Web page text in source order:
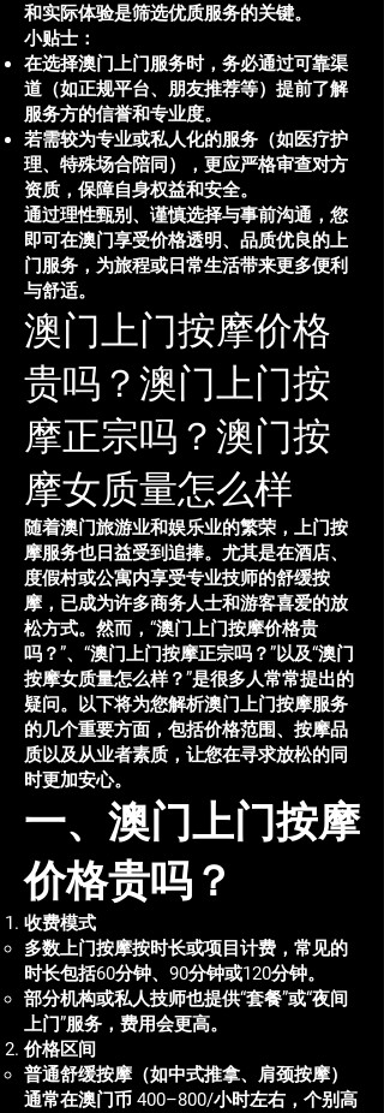
和实际体验是筛选优质服务的关键。
小贴士：
在选择澳门上门服务时，务必通过可靠渠
道（如正规平台、朋友推荐等）提前了解
服务方的信誉和专业度。
若需较为专业或私人化的服务（如医疗护
理、特殊场合陪同），更应严格审查对方
资质，保障自身权益和安全。
通过理性甄别、谨慎选择与事前沟通，您
即可在澳门享受价格透明、品质优良的上
门服务，为旅程或日常生活带来更多便利
与舒适。
澳门上门按摩价格
贵吗？澳门上门按
摩正宗吗？澳门按
摩女质量怎么样
随着澳门旅游业和娱乐业的繁荣，上门按
摩服务也日益受到追捧。尤其是在酒店、
度假村或公寓内享受专业技师的舒缓按
摩，已成为许多商务人士和游客喜爱的放
松方式。然而，“澳门上门按摩价格贵
吗？”、“澳门上门按摩正宗吗？”以及“澳门
按摩女质量怎么样？”是很多人常常提出的
疑问。以下将为您解析澳门上门按摩服务
的几个重要方面，包括价格范围、按摩品
质以及从业者素质，让您在寻求放松的同
时更加安心。
一、澳门上门按摩
价格贵吗？
收费模式
多数上门按摩按时长或项目计费，常见的
时长包括60分钟、90分钟或120分钟。
部分机构或私人技师也提供“套餐”或“夜间
上门”服务，费用会更高。
价格区间
普通舒缓按摩（如中式推拿、肩颈按摩）
通常在澳门币 400–800/小时左右，个别高